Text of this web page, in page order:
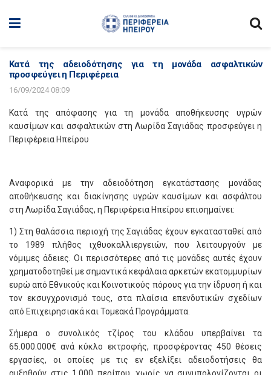
Κατά της αδειοδότησης για τη μονάδα ασφαλτικών
προσφεύγει η Περιφέρεια
16/09/2024 08:09
Κατά της απόφασης για τη μονάδα αποθήκευσης υγρών
καυσίμων και ασφαλτικών στη Λωρίδα Σαγιάδας προσφεύγει η
Περιφέρεια Ηπείρου
Αναφορικά με την αδειοδότηση εγκατάστασης μονάδας
αποθήκευσης και διακίνησης υγρών καυσίμων και ασφάλτου
στη Λωρίδα Σαγιάδας, η Περιφέρεια Ηπείρου επισημαίνει:
1) Στη θαλάσσια περιοχή της Σαγιάδας έχουν εγκατασταθεί από
το 1989 πλήθος ιχθυοκαλλιεργειών, που λειτουργούν με
νόμιμες άδειες. Οι περισσότερες από τις μονάδες αυτές έχουν
χρηματοδοτηθεί με σημαντικά κεφάλαια αρκετών εκατομμυρίων
ευρώ από Εθνικούς και Κοινοτικούς πόρους για την ίδρυση ή και
τον εκσυγχρονισμό τους, στα πλαίσια επενδυτικών σχεδίων
από Επιχειρησιακά και Τομεακά Προγράμματα.
Σήμερα ο συνολικός τζίρος του κλάδου υπερβαίνει τα
65.000.000€ ανά κύκλο εκτροφής, προσφέροντας 450 θέσεις
εργασίες, οι οποίες με τις εν εξελίξει αδειοδοτήσεις θα